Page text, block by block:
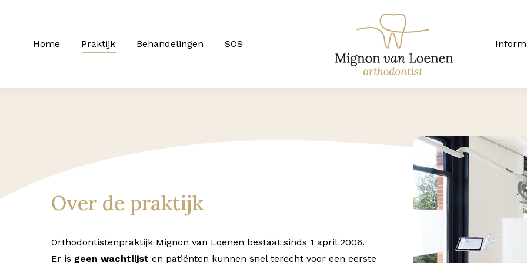
Home Praktijk Behandelingen SOS
Over de praktijk
Orthodontistenpraktijk Mignon van Loenen bestaat sinds 1 april 2006.
Er is geen wachtlijst en patiënten kunnen snel terecht voor een eerste